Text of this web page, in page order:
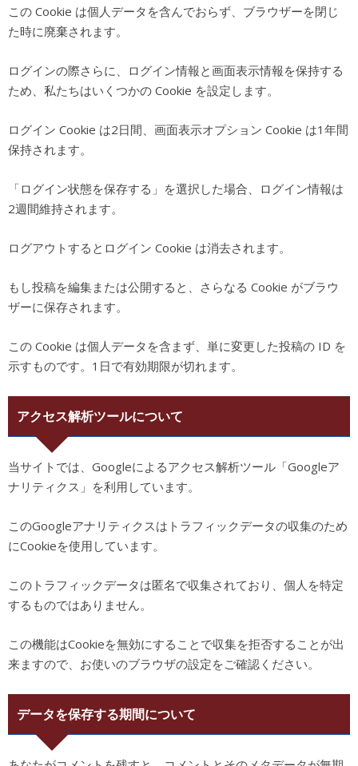
この Cookie は個人データを含んでおらず、ブラウザーを閉じ
た時に廃棄されます。
ログインの際さらに、ログイン情報と画面表示情報を保持する
ため、私たちはいくつかの Cookie を設定します。
ログイン Cookie は2日間、画面表示オプション Cookie は1年間
保持されます。
「ログイン状態を保存する」を選択した場合、ログイン情報は
2週間維持されます。
ログアウトするとログイン Cookie は消去されます。
もし投稿を編集または公開すると、さらなる Cookie がブラウ
ザーに保存されます。
この Cookie は個人データを含まず、単に変更した投稿の ID を
示すものです。1日で有効期限が切れます。
アクセス解析ツールについて
当サイトでは、Googleによるアクセス解析ツール「Googleア
ナリティクス」を利用しています。
このGoogleアナリティクスはトラフィックデータの収集のため
にCookieを使用しています。
このトラフィックデータは匿名で収集されており、個人を特定
するものではありません。
この機能はCookieを無効にすることで収集を拒否することが出
来ますので、お使いのブラウザの設定をご確認ください。
データを保存する期間について